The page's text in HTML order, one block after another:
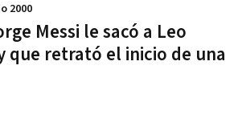
Messi le sacó a Leo
que retrató el inicio de una
2000